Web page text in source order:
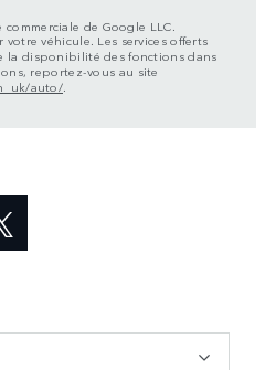
de Google LLC.
véhicule. Les services offerts
disponibilité des fonctions dans
reportez-vous au site
auto/